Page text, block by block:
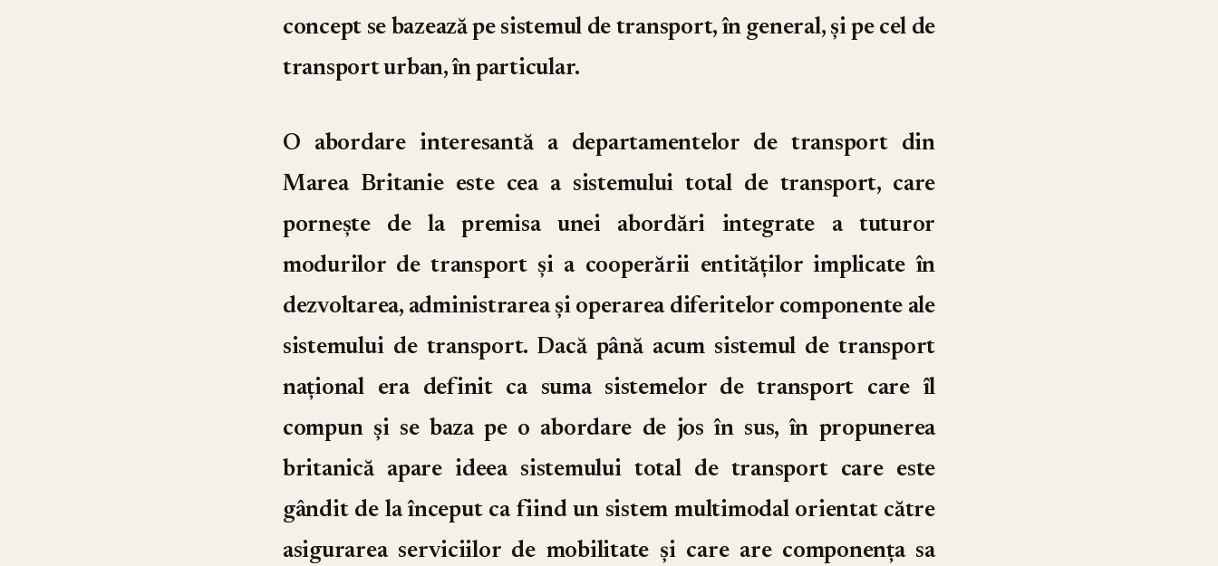
concept se bazează pe sistemul de transport, în general, și pe cel de
transport urban, în particular.
O abordare interesantă a departamentelor de transport din
Marea Britanie este cea a sistemului total de transport, care
pornește de la premisa unei abordări integrate a tuturor
modurilor de transport și a cooperării entităților implicate în
dezvoltarea, administrarea și operarea diferitelor componente ale
sistemului de transport. Dacă până acum sistemul de transport
național era definit ca suma sistemelor de transport care îl
compun și se baza pe o abordare de jos în sus, în propunerea
britanică apare ideea sistemului total de transport care este
gândit de la început ca fiind un sistem multimodal orientat către
asigurarea serviciilor de mobilitate și care are componența sa